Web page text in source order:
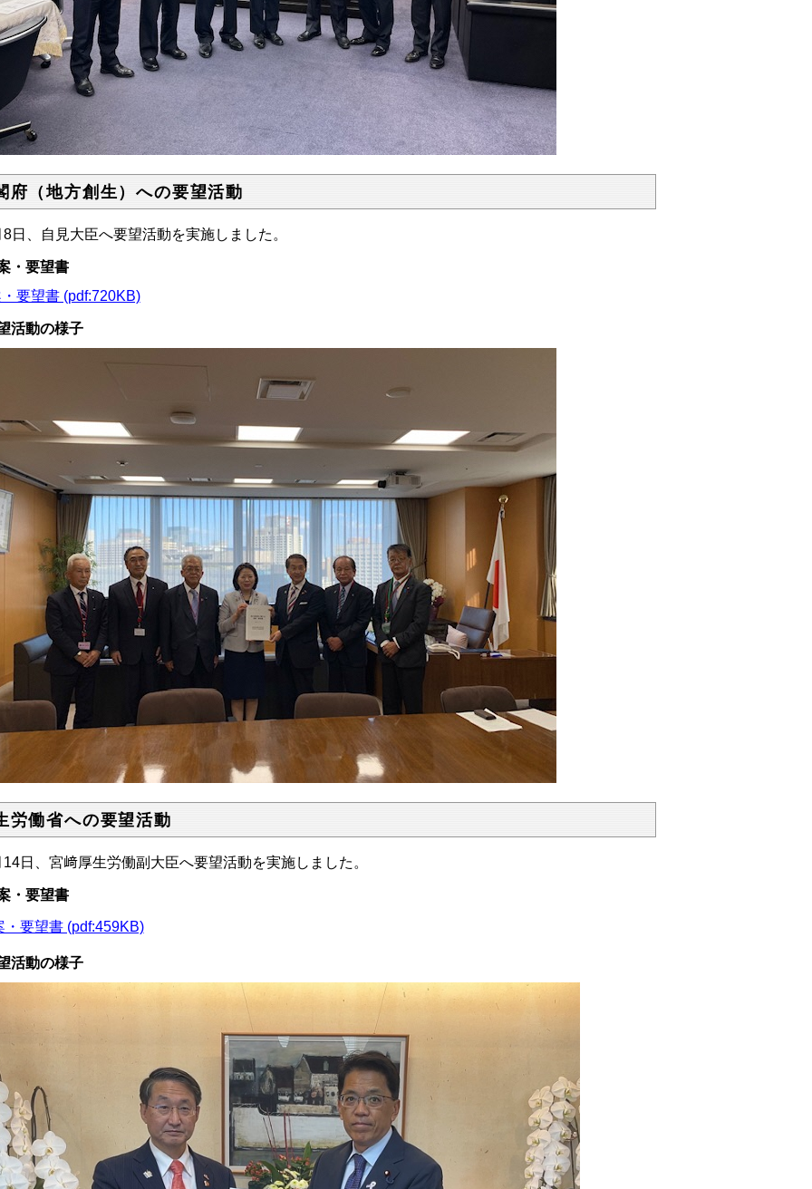
府（地方創生）への要望活動
日、自見大臣へ要望活動を実施しました。
・要望書
要望書 (pdf:720KB)
活動の様子
労働省への要望活動
日、宮﨑厚生労働副大臣へ要望活動を実施しました。
・要望書
・要望書 (pdf:459KB)
活動の様子